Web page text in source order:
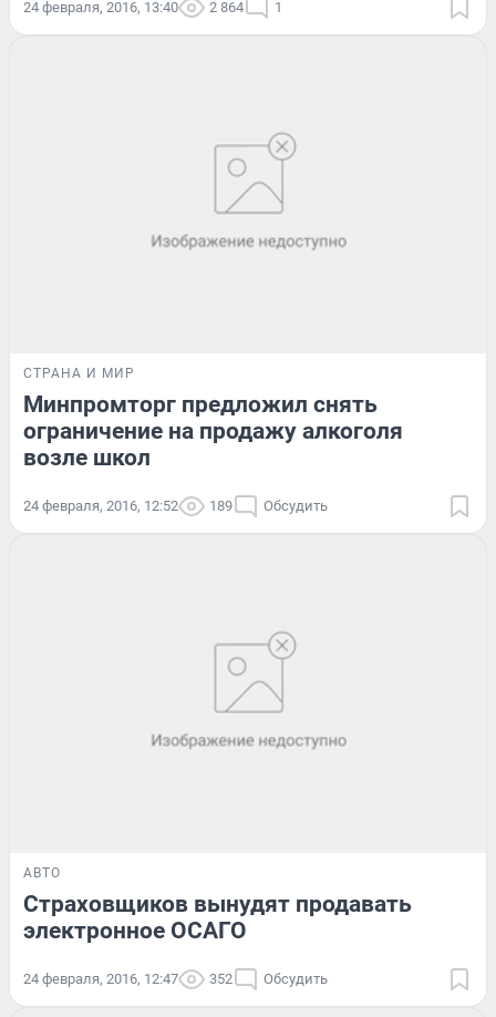
24 февраля, 2016, 13:40 2 864 1
СТРАНА И МИР
Минпромторг предложил снять
ограничение на продажу алкоголя
возле школ
24 февраля, 2016, 12:52 189 Обсудить
АВТО
Страховщиков вынудят продавать
электронное ОСАГО
24 февраля, 2016, 12:47 352 Обсудить